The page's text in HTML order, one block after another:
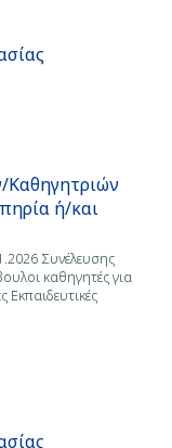
ή/και
Συνέλευσης
καθηγητές για
Εκπαιδευτικές